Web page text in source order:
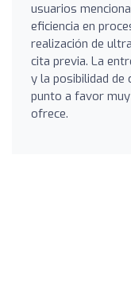
usuarios
eficiencia en
realización de
cita previa. La
y la posibilidad
punto a favor
ofrece.